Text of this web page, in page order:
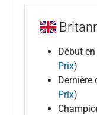
Début
Prix)
Dernière
Prix)